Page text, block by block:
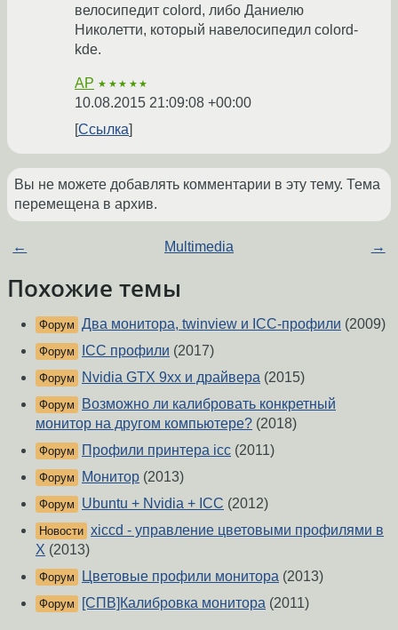
велосипедит colord, либо Даниелю
Николетти, который навелосипедил colord-
kde.
AP ★★★★★
10.08.2015 21:09:08 +00:00
Ссылка
Вы не можете добавлять комментарии в эту тему. Тема
перемещена в архив.
← Multimedia →
Похожие темы
Форум Два монитора, twinview и ICC-профили (2009)
Форум ICC профили (2017)
Форум Nvidia GTX 9xx и драйвера (2015)
Форум
Возможно ли калибровать конкретный
монитор на другом компьютере? (2018)
Форум Профили принтера icc (2011)
Форум Монитор (2013)
Форум Ubuntu + Nvidia + ICC (2012)
Новости xiccd - управление цветовыми профилями в
X (2013)
Форум Цветовые профили монитора (2013)
Форум [СПВ]Калибровка монитора (2011)